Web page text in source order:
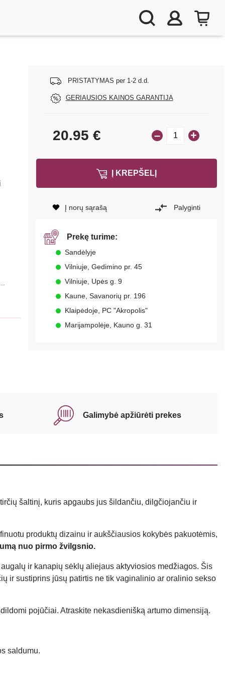
PRISTATYMAS per 1-2 d.d.
GERIAUSIOS KAINOS GARANTIJA
20.95 € – +
Į KREPŠELĮ
Į norų sąrašą Palyginti
Prekę turime:
Sandėlyje
Vilniuje, Gedimino pr. 45
Vilniuje, Upės g. 9
Kaune, Savanorių pr. 196
Klaipėdoje, PC "Akropolis"
Marijampolėje, Kauno g. 31
Galimybė apžiūrėti prekes
šaltinį, kuris apgaubs jus šildančiu, dilgčiojančiu ir
produktų dizainu ir aukščiausios kokybės pakuotėmis,
nuo pirmo žvilgsnio.
ir kanapių sėklų aliejaus aktyviosios medžiagos. Šis
ir sustiprins jūsų patirtis ne tik vaginalinio ar oralinio sekso
pojūčiai. Atraskite nekasdienišką artumo dimensiją.
saldumu.